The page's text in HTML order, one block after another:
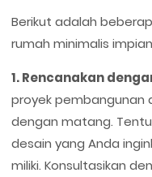
Berikut adalah
rumah minimalis
1. Rencanakan
proyek pembangunan
dengan matang.
desain yang Anda
miliki. Konsultasikan